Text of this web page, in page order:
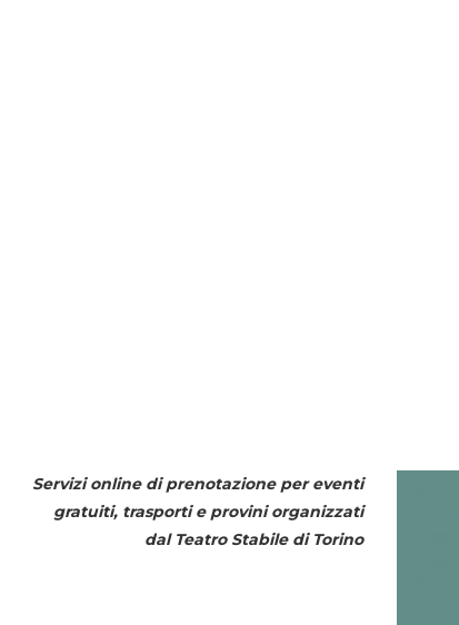
Servizi online di prenotazione per eventi
gratuiti, trasporti e provini organizzati
dal Teatro Stabile di Torino